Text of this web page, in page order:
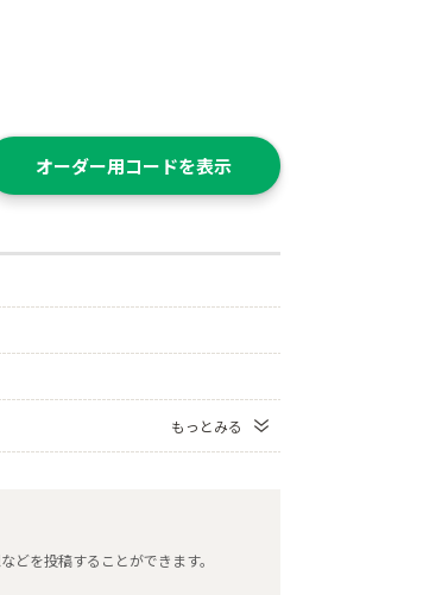
オーダー用コードを表示
もっとみる
どを投稿することができます。